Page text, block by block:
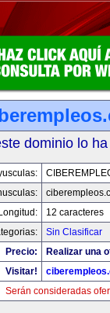
dominio lo
Longitud:
12 caracteres
Sin Clasificar
Precio:
Realizar una
Visitar!
Serán consideradas